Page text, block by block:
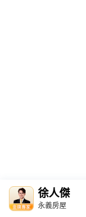
徐人傑
永義房屋